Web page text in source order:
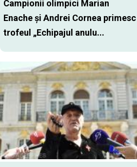
Campionii olimpici Marian
Enache și Andrei Cornea primesc
trofeul „Echipajul anulu...